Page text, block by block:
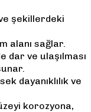
şekillerdeki
alanı sağlar.
dar ve ulaşılması
dayanıklılık ve
korozyona,